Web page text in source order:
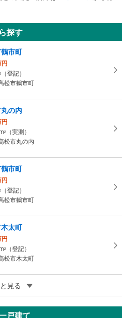
探す
市町
（登記）
松市鶴市町
の内
2
（実測）
松市丸の内
市町
（登記）
松市鶴市町
太町
2
（登記）
松市木太町
2～169.32m2
見る
戸建て